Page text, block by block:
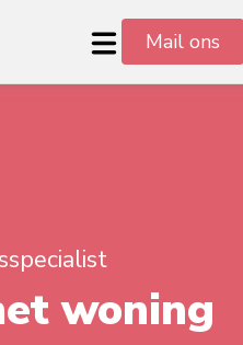
Mail ons
woning